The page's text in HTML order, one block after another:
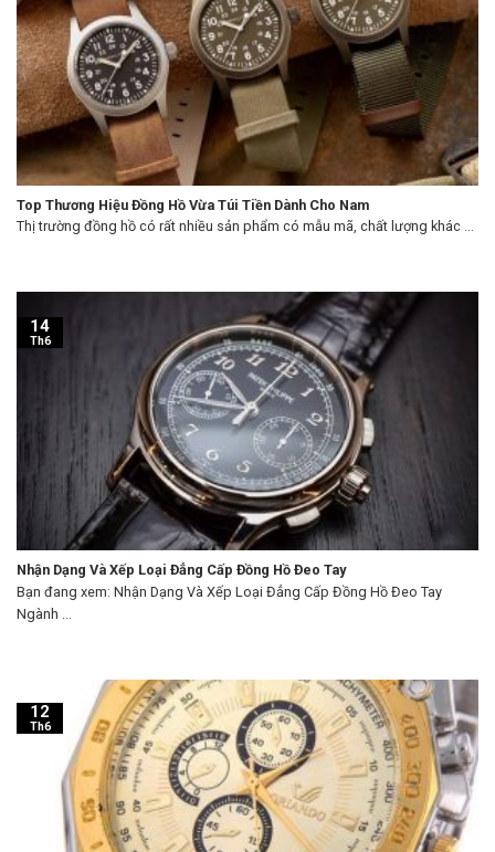
Top Thương Hiệu Đồng Hồ Vừa Túi Tiền Dành Cho Nam
Thị trường đồng hồ có rất nhiều sản phẩm có mẫu mã, chất lượng khác ...
Nhận Dạng Và Xếp Loại Đẳng Cấp Đồng Hồ Đeo Tay
Bạn đang xem: Nhận Dạng Và Xếp Loại Đẳng Cấp Đồng Hồ Đeo Tay
Ngành ...
14
Th6
12
Th6